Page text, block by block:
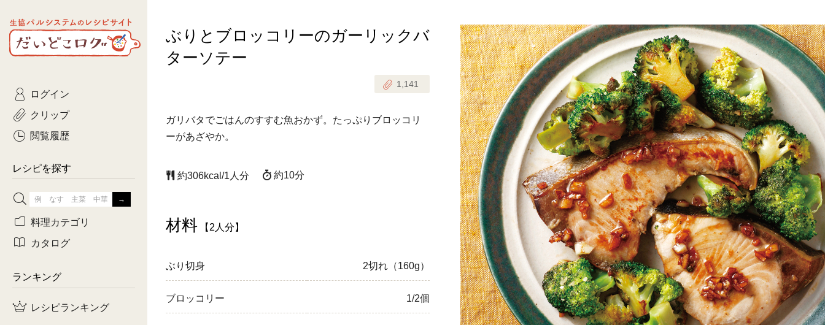
生協パルシステムのレシピ
サイト
だいどこログ
ぶりとブロッコリーのガーリックバ
ターソテー
1,141
ガリバタでごはんのすすむ魚おかず。たっぷりブロッコリ
ーがあざやか。
約306kcal/1人分 約10分
材料 【2人分】
ぶり切身 2切れ（160g）
ブロッコリー 1/2個
ログイン
クリップ
閲覧履歴
レシピを探す
ひとさじのときめき時間
3日分ごはんセット（2人分）
つくりおき肉魚菜菜セット
豚肉
料理カテゴリ
主菜 副菜
おつまみ おやつ・デザート
カタログ
コトコト
ぷれーんぺいじ
ランキング
レシピランキング